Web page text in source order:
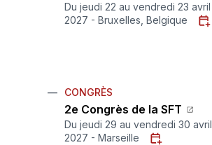
Du jeudi 22 au vendredi 23 avril
2027 - Bruxelles, Belgique
CONGRÈS
2e Congrès de la SFT
Du jeudi 29 au vendredi 30 avril
2027 - Marseille